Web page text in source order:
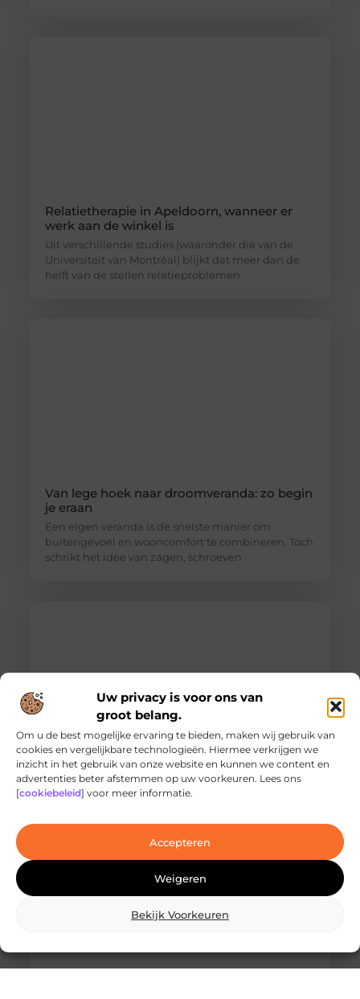
Uw privacy is voor ons van
groot belang.
Om u de best mogelijke ervaring te bieden, maken wij gebruik van
cookies en vergelijkbare technologieën. Hiermee verkrijgen we
inzicht in het gebruik van onze website en kunnen we content en
advertenties beter afstemmen op uw voorkeuren. Lees ons
[cookiebeleid] voor meer informatie.
Accepteren
Weigeren
Bekijk Voorkeuren
Relatietherapie in Apeldoorn, wanneer er
werk aan de winkel is
Uit verschillende studies (waaronder die van de
Universiteit van Montréal) blijkt dat meer dan de
helft van de stellen relatieproblemen
Van lege hoek naar droomveranda: zo begin
je eraan
Een eigen veranda is de snelste manier om
buitengevoel en wooncomfort te combineren. Toch
schrikt het idee van zagen, schroeven
Ontdek de innovatieve behandelingen in
jouw stad
laserbehandelingen in Den Haag? Dan ben je hier